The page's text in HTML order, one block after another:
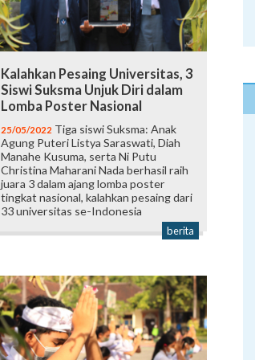
Kalahkan Pesaing Universitas, 3
Siswi Suksma Unjuk Diri dalam
Lomba Poster Nasional
25/05/2022 Tiga siswi Suksma: Anak
Agung Puteri Listya Saraswati, Diah
Manahe Kusuma, serta Ni Putu
Christina Maharani Nada berhasil raih
juara 3 dalam ajang lomba poster
tingkat nasional, kalahkan pesaing dari
33 universitas se-Indonesia
berita